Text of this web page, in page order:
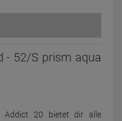
- 52/S prism aqua
Addict 20 bietet dir alle